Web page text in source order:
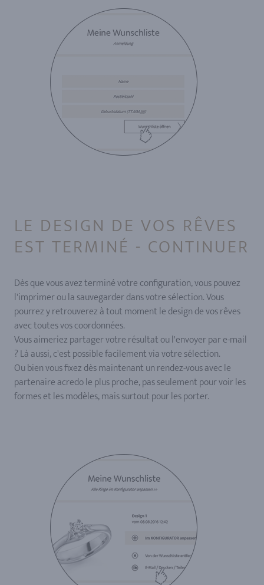
LE DESIGN DE VOS RÊVES
EST TERMINÉ - CONTINUER
Dès que vous avez terminé votre configuration, vous pouvez
l'imprimer ou la sauvegarder dans votre sélection. Vous
pourrez y retrouverez à tout moment le design de vos rêves
avec toutes vos coordonnées.
Vous aimeriez partager votre résultat ou l'envoyer par e-mail
? Là aussi, c'est possible facilement via votre sélection.
Ou bien vous fixez dès maintenant un rendez-vous avec le
partenaire acredo le plus proche, pas seulement pour voir les
formes et les modèles, mais surtout pour les porter.